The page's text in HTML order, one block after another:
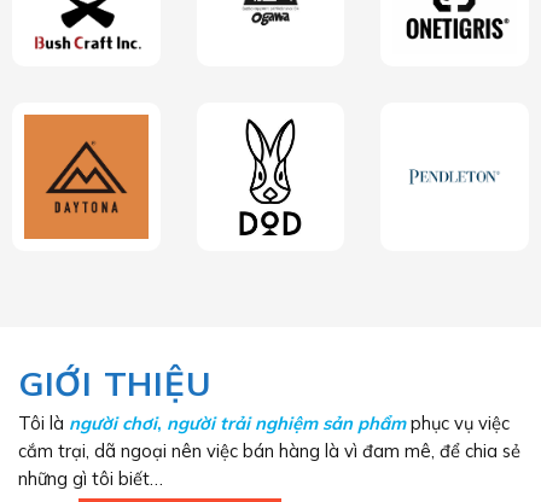
GIỚI THIỆU
Tôi là người chơi, người trải nghiệm sản phẩmphục vụ việc
cắm trại, dã ngoại nên việc bán hàng là vì đam mê, để chia sẻ
những gì tôi biết…